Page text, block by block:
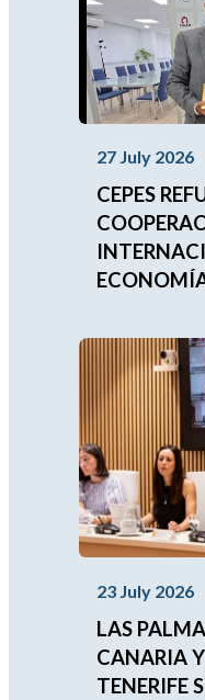
27 July 2026
CEPES
UNIÓN
23 July 2026
LAS
CANARIA
TENERIFE